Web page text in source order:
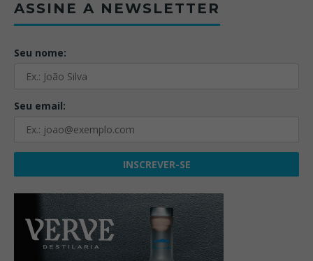
ASSINE A NEWSLETTER
Seu nome:
Seu email: